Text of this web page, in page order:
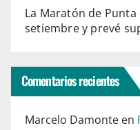
La Maratón de Punta
setiembre y prevé
Comentarios recientes
Marcelo Damonte en